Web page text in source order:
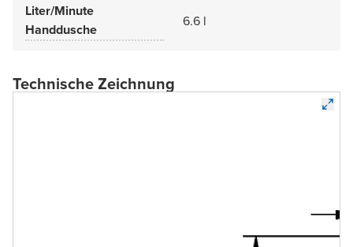
Liter/Minute
Handdusche
6.6 l
Technische Zeichnung